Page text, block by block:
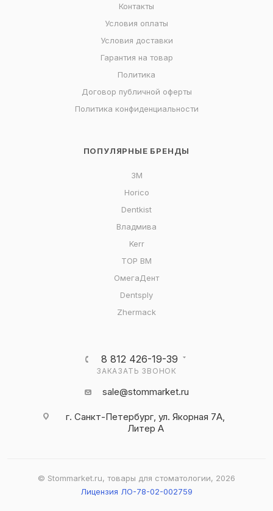
Контакты
Условия оплаты
Условия доставки
Гарантия на товар
Политика
Договор публичной оферты
Политика конфиденциальности
ПОПУЛЯРНЫЕ БРЕНДЫ
3M
Horico
Dentkist
Владмива
Kerr
ТОР ВМ
ОмегаДент
Dentsply
Zhermack
8 812 426-19-39
ЗАКАЗАТЬ ЗВОНОК
sale@stommarket.ru
г. Cанкт-Петербург, ул. Якорная 7А,
Литер А
© Stommarket.ru, товары для стоматологии, 2026
Лицензия ЛО-78-02-002759